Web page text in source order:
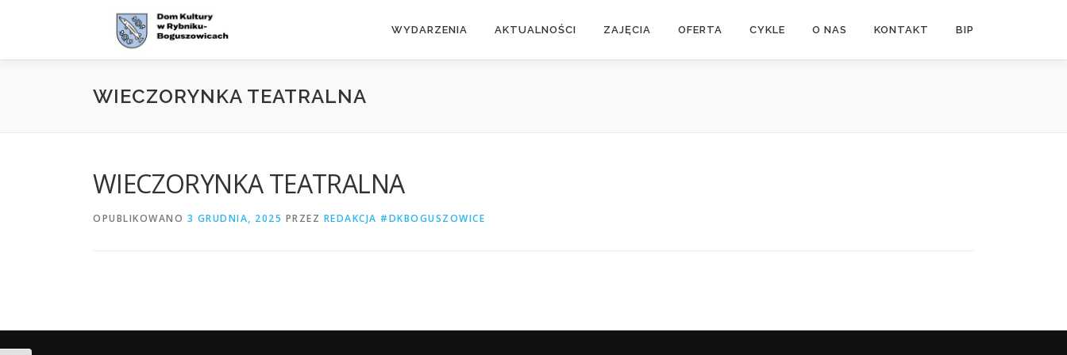
WYDARZENIA AKTUALNOŚCI ZAJĘCIA OFERTA CYKLE O NAS KONTAKT BIP
WIECZORYNKA TEATRALNA
WIECZORYNKA TEATRALNA
OPUBLIKOWANO 3 GRUDNIA, 2025 PRZEZ REDAKCJA #DKBOGUSZOWICE